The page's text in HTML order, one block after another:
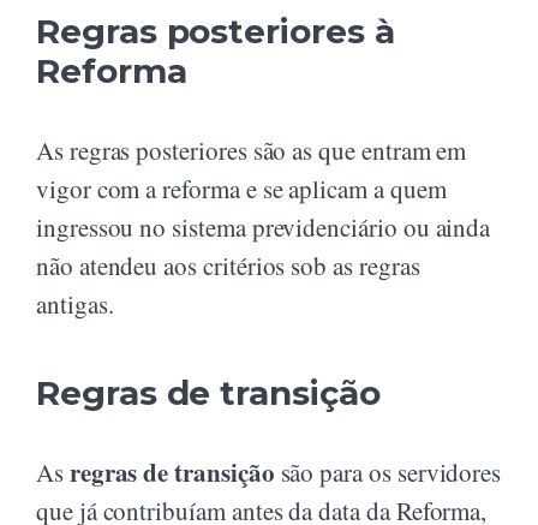
Regras posteriores à
Reforma
As regras posteriores são as que entram em
vigor com a reforma e se aplicam a quem
ingressou no sistema previdenciário ou ainda
não atendeu aos critérios sob as regras
antigas.
Regras de transição
Asregras de transição são para os servidores
que já contribuíam antes da data da Reforma,